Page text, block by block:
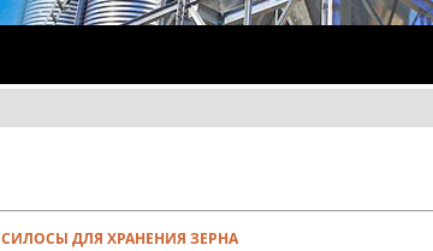
СИЛОСЫ ДЛЯ ХРАНЕНИЯ ЗЕРНА